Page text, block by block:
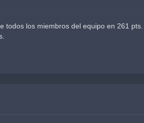
todos los miembros del equipo en 261